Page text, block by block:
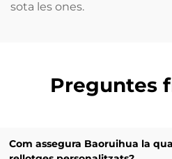
sota les ones.
Preguntes
Com assegura Baoruihua la